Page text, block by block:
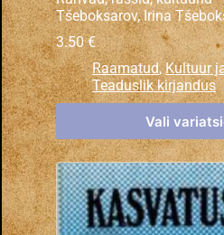
Tšeboksarov, Irina
3.50€
Raamatud,Kultuur
Teaduslik kirjandus
Vali